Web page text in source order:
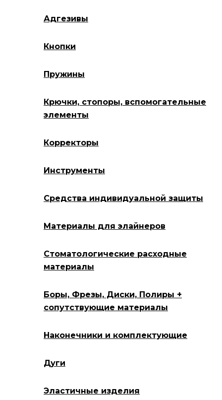
Адгезивы
Кнопки
Пружины
Крючки, стопоры, вспомогательные
элементы
Корректоры
Инструменты
Средства индивидуальной защиты
Материалы для элайнеров
Стоматологические расходные
материалы
Боры, Фрезы, Диски, Полиры +
сопутствующие материалы
Наконечники и комплектующие
Дуги
Эластичные изделия